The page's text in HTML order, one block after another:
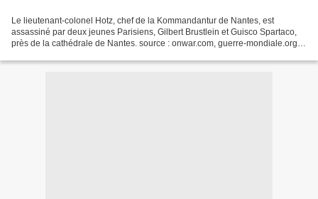
Le lieutenant-colonel Hotz, chef de la Kommandantur de Nantes, est
assassiné par deux jeunes Parisiens, Gilbert Brustlein et Guisco Spartaco,
près de la cathédrale de Nantes. source : onwar.com, guerre-mondiale.org,